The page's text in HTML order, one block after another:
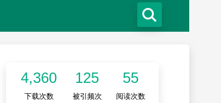
4,360 125 55
下载次数 被引频次 阅读次数